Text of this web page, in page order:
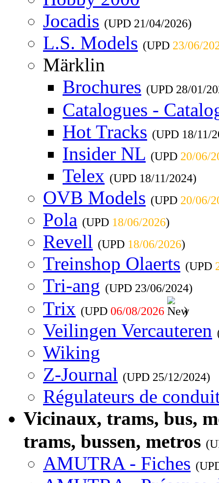
Jocadis (UPD 21/04/2026)
L.S. Models (UPD 23/06/
Märklin
Brochures (UPD 28/01/
Catalogues -
Hot Tracks (UPD 18/11/
Insider NL (UPD 20/06/
Telex (UPD 18/11/2024)
OVB Models (UPD 20/06/
Pola (UPD 18/06/2026)
Revell (UPD 18/06/2026)
Treinshop Olaerts (UPD
Tri-ang (UPD 23/06/2024)
Trix (UPD 06/08/2026 )
Veilingen Vercauteren
Wiking
Z-Journal (UPD 25/12/2024)
Régulateurs de
Vicinaux, trams, bus,
trams, bussen, metros
AMUTRA - Fiches